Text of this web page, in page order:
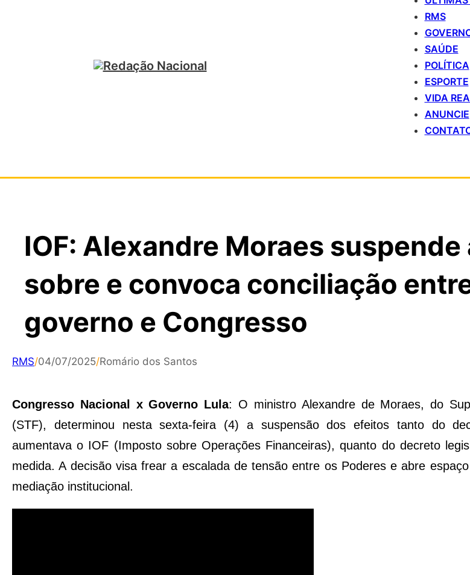
RMS
SAÚDE
POLÍTICA
ESPORTE
VIDA
ANUNCIE
IOF: Alexandre Moraes suspende
sobre e convoca conciliação
governo e Congresso
RMS/04/07/2025/Romário dos Santos
Congresso Nacional x Governo Lula: O ministro Alexandre de Moraes, do
(STF), determinou nesta sexta-feira (4) a suspensão dos efeitos tanto do
aumentava o IOF (Imposto sobre Operações Financeiras), quanto do decreto
medida. A decisão visa frear a escalada de tensão entre os Poderes e abre
mediação institucional.